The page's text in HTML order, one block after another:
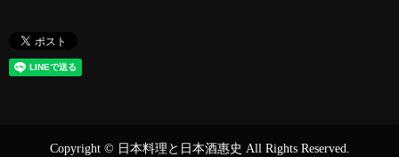
Copyright © 日本料理と日本酒惠史 All Rights Reserved.